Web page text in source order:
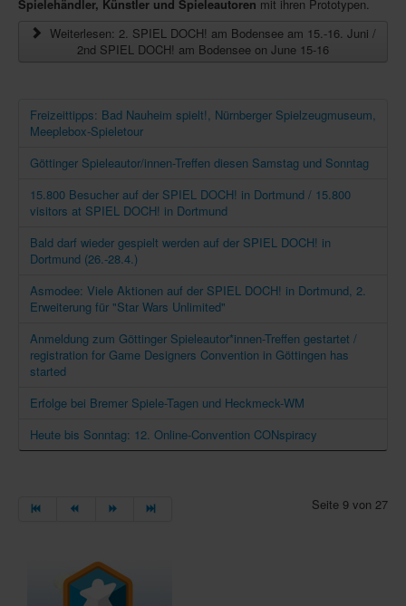
Spielehändler, Künstler und Spieleautoren mit ihren Prototypen.
Weiterlesen: 2. SPIEL DOCH! am Bodensee am 15.-16. Juni /
2nd SPIEL DOCH! am Bodensee on June 15-16
Freizeittipps: Bad Nauheim spielt!, Nürnberger Spielzeugmuseum,
Meeplebox-Spieletour
Göttinger Spieleautor/innen-Treffen diesen Samstag und Sonntag
15.800 Besucher auf der SPIEL DOCH! in Dortmund / 15.800
visitors at SPIEL DOCH! in Dortmund
Bald darf wieder gespielt werden auf der SPIEL DOCH! in
Dortmund (26.-28.4.)
Asmodee: Viele Aktionen auf der SPIEL DOCH! in Dortmund, 2.
Erweiterung für "Star Wars Unlimited"
Anmeldung zum Göttinger Spieleautor*innen-Treffen gestartet /
registration for Game Designers Convention in Göttingen has
started
Erfolge bei Bremer Spiele-Tagen und Heckmeck-WM
Heute bis Sonntag: 12. Online-Convention CONspiracy
Seite 9 von 27